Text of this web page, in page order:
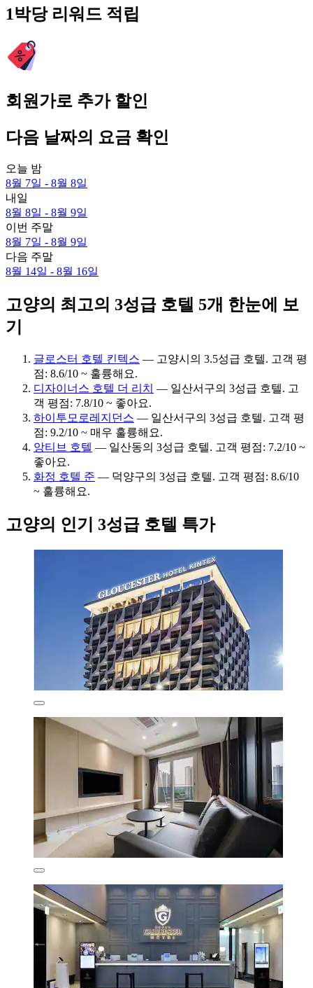
1박당 리워드 적립
회원가로 추가 할인
다음 날짜의 요금 확인
오늘 밤
8월 7일 - 8월 8일
내일
8월 8일 - 8월 9일
이번 주말
8월 7일 - 8월 9일
다음 주말
8월 14일 - 8월 16일
고양의 최고의 3성급 호텔 5개 한눈에 보
기
글로스터 호텔 킨텍스 — 고양시의 3.5성급 호텔. 고객 평
점: 8.6/10 ~ 훌륭해요.
디자이너스 호텔 더 리치 — 일산서구의 3성급 호텔. 고
객 평점: 7.8/10 ~ 좋아요.
하이투모로레지던스 — 일산서구의 3성급 호텔. 고객 평
점: 9.2/10 ~ 매우 훌륭해요.
앙티브 호텔 — 일산동의 3성급 호텔. 고객 평점: 7.2/10 ~
좋아요.
화정 호텔 준 — 덕양구의 3성급 호텔. 고객 평점: 8.6/10
~ 훌륭해요.
고양의 인기 3성급 호텔 특가